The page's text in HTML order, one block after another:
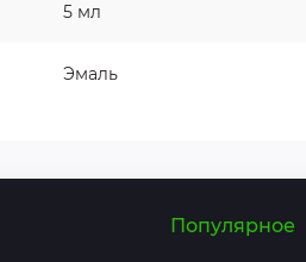
5 мл
Эмаль
Популярное